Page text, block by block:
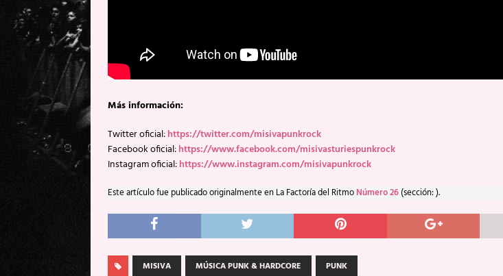
Más información:
Twitter oficial:https://twitter.com/misivapunkrock
Facebook oficial:https://www.facebook.com/misivasturiespunkrock
Instagram oficial:https://www.instagram.com/misivapunkrock
Este artículo fue publicado originalmente en La Factoría del Ritmo Número 26 (sección: ).
MISIVA MÚSICA PUNK & HARDCORE PUNK